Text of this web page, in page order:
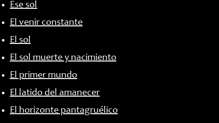
Ese sol
El venir constante
El sol
El sol muerte y nacimiento
El primer mundo
El latido del amanecer
El horizonte pantagruélico